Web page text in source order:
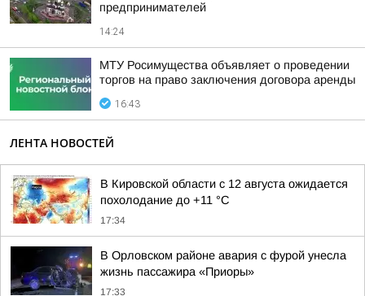
предпринимателей
14:24
МТУ Росимущества объявляет о проведении
торгов на право заключения договора аренды
16:43
ЛЕНТА НОВОСТЕЙ
В Кировской области с 12 августа ожидается
похолодание до +11 °C
17:34
В Орловском районе авария с фурой унесла
жизнь пассажира «Приоры»
17:33